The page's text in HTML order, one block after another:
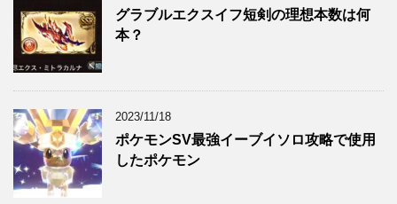
グラブルエクスイフ短剣の理想本数は何
本？
2023/11/18
ポケモンSV最強イーブイソロ攻略で使用
したポケモン